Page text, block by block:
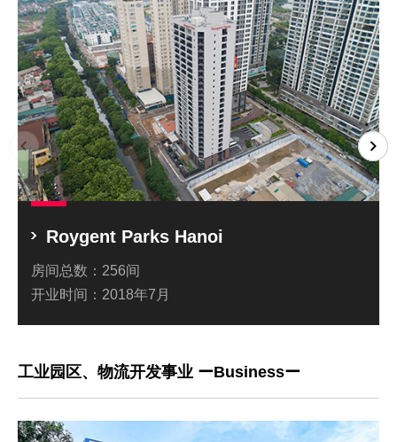
Roygent Parks Hanoi
房间总数： 256间
开业时间： 2018年7月
工业园区、物流开发事业 ーBusinessー